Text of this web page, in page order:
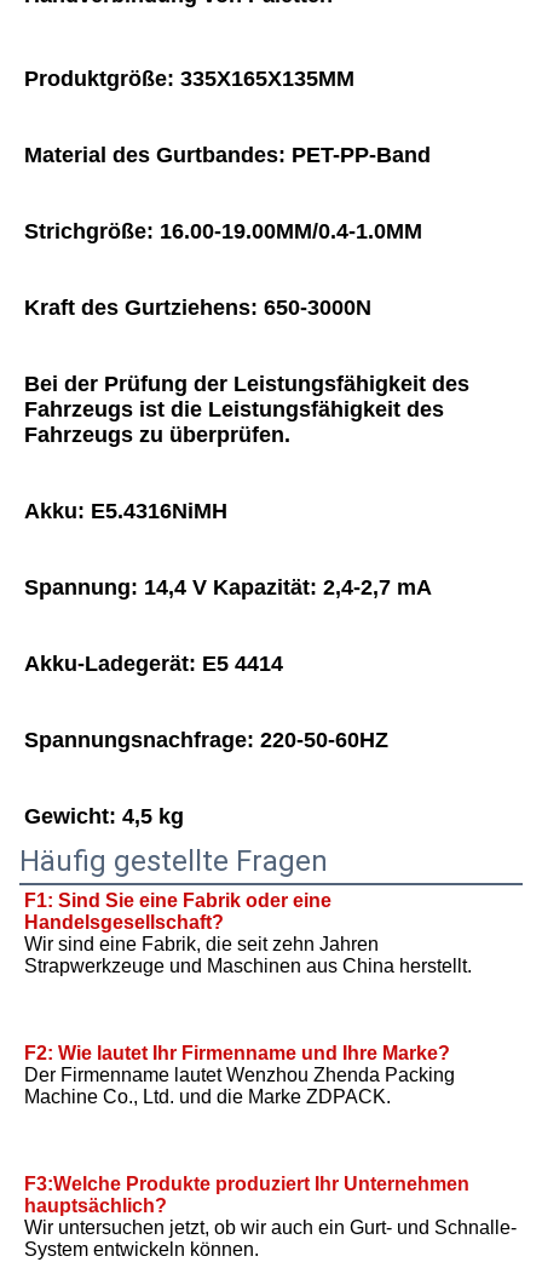
Produktgröße: 335X165X135MM
Material des Gurtbandes: PET-PP-Band
Strichgröße: 16.00-19.00MM/0.4-1.0MM
Kraft des Gurtziehens: 650-3000N
Bei der Prüfung der Leistungsfähigkeit des
Fahrzeugs ist die Leistungsfähigkeit des
Fahrzeugs zu überprüfen.
Akku: E5.4316NiMH
Spannung: 14,4 V Kapazität: 2,4-2,7 mA
Akku-Ladegerät: E5 4414
Spannungsnachfrage: 220-50-60HZ
Gewicht: 4,5 kg
Häufig gestellte Fragen
F1: Sind Sie eine Fabrik oder eine
Handelsgesellschaft?
Wir sind eine Fabrik, die seit zehn Jahren
Strapwerkzeuge und Maschinen aus China herstellt.
F2: Wie lautet Ihr Firmenname und Ihre Marke?
Der Firmenname lautet Wenzhou Zhenda Packing
Machine Co., Ltd. und die Marke ZDPACK.
F3:Welche Produkte produziert Ihr Unternehmen
hauptsächlich?
Wir untersuchen jetzt, ob wir auch ein Gurt- und Schnalle-
System entwickeln können.